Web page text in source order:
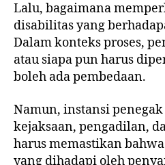
Lalu, bagaimana
disabilitas yang
Dalam konteks proses,
atau siapa pun harus
boleh ada pembedaan.
Namun, instansi
kejaksaan, pengadilan,
harus memastikan
yang dihadapi oleh